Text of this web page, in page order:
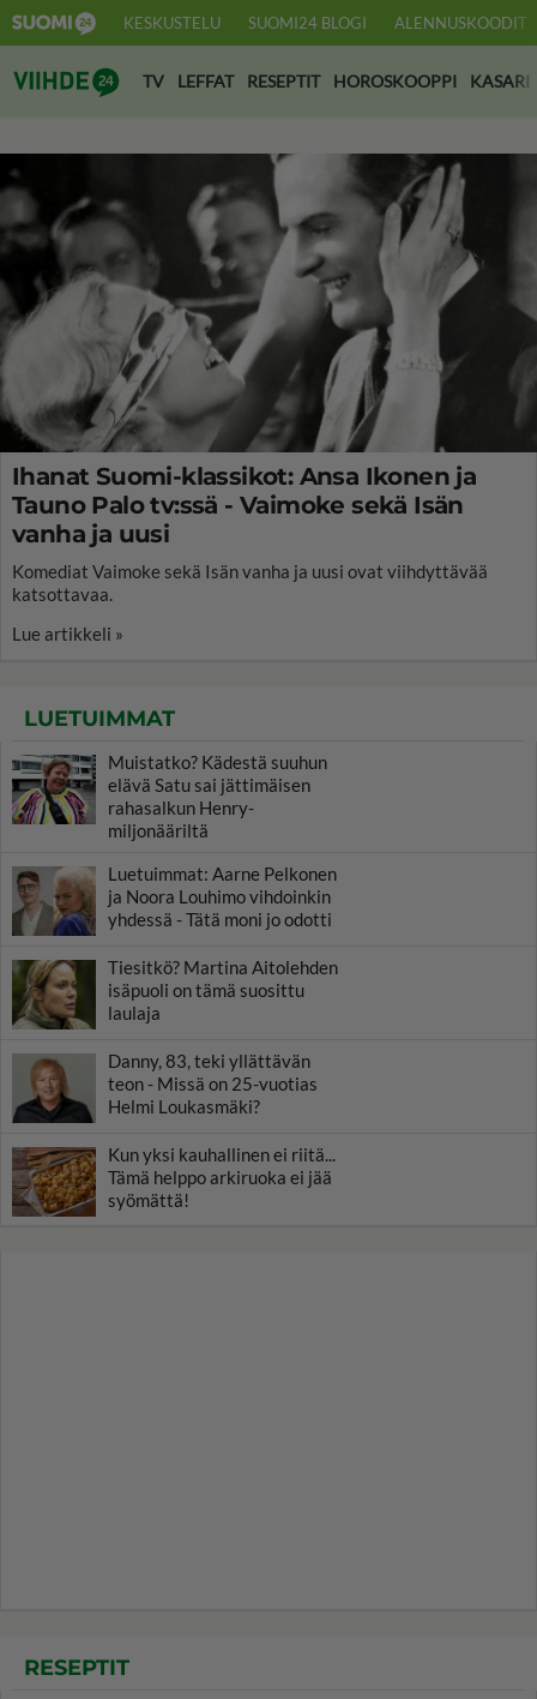
KESKUSTELU SUOMI24 BLOGI ALENNUSKOODIT
Suomi24 Viihde
TV LEFFAT RESEPTIT HOROSKOOPPI KASARI
Ihanat Suomi-klassikot: Ansa Ikonen ja
Tauno Palo tv:ssä - Vaimoke sekä Isän
vanha ja uusi
Komediat Vaimoke sekä Isän vanha ja uusi ovat viihdyttävää
katsottavaa.
Lue artikkeli »
LUETUIMMAT
Muistatko? Kädestä suuhun
elävä Satu sai jättimäisen
rahasalkun Henry-
miljonääriltä
Luetuimmat: Aarne Pelkonen
ja Noora Louhimo vihdoinkin
yhdessä - Tätä moni jo odotti
Tiesitkö? Martina Aitolehden
isäpuoli on tämä suosittu
laulaja
Danny, 83, teki yllättävän
teon - Missä on 25-vuotias
Helmi Loukasmäki?
Kun yksi kauhallinen ei riitä...
Tämä helppo arkiruoka ei jää
syömättä!
RESEPTIT